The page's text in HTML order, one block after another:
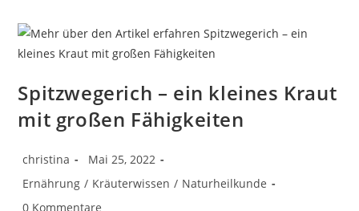
Spitzwegerich – ein kleines Kraut
mit großen Fähigkeiten
Beitrags-
christina
Beitrag
Mai 25, 2022
Beitrags-
Ernährung / Kräuterwissen / Naturheilkunde
Beitrags-
0 Kommentare